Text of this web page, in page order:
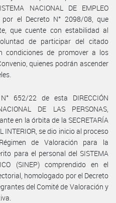
NACIONAL DE EMPLEO
por el Decreto N° 2098/08, que
que cuente con estabilidad al
de participar del citado
condiciones de promover a los
quienes podrán ascender
652/22 de esta DIRECCIÓN
DE LAS PERSONAS,
en la órbita de la SECRETARÍA
INTERIOR, se dio inicio al proceso
de Valoración para la
para el personal del SISTEMA
(SINEP) comprendido en el
homologado por el Decreto
del Comité de Valoración y